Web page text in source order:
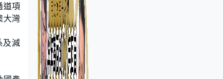
道項
大灣
及減